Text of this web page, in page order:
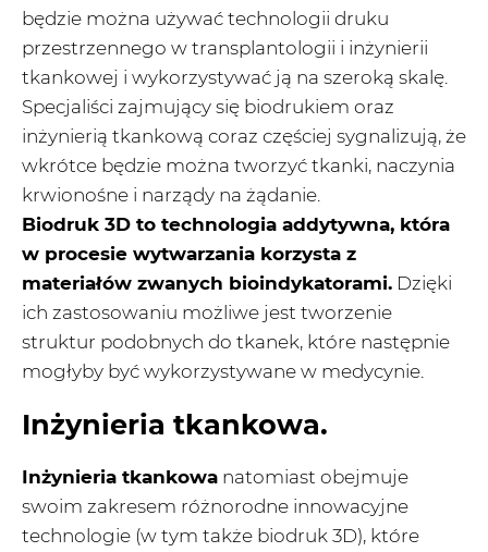
będzie można używać technologii druku
przestrzennego w transplantologii i inżynierii
tkankowej i wykorzystywać ją na szeroką skalę.
Specjaliści zajmujący się biodrukiem oraz
inżynierią tkankową coraz częściej sygnalizują, że
wkrótce będzie można tworzyć tkanki, naczynia
krwionośne i narządy na żądanie.
Biodruk 3D to technologia addytywna, która
w procesie wytwarzania korzysta z
materiałów zwanych bioindykatorami. Dzięki
ich zastosowaniu możliwe jest tworzenie
struktur podobnych do tkanek, które następnie
mogłyby być wykorzystywane w medycynie.
Inżynieria tkankowa.
Inżynieria tkankowa natomiast obejmuje
swoim zakresem różnorodne innowacyjne
technologie (w tym także biodruk 3D), które